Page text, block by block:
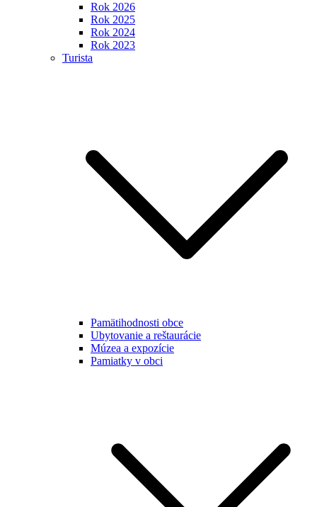
Rok 2026
Rok 2025
Rok 2024
Rok 2023
Turista
Pamätihodnosti obce
Ubytovanie a reštaurácie
Múzea a expozície
Pamiatky v obci